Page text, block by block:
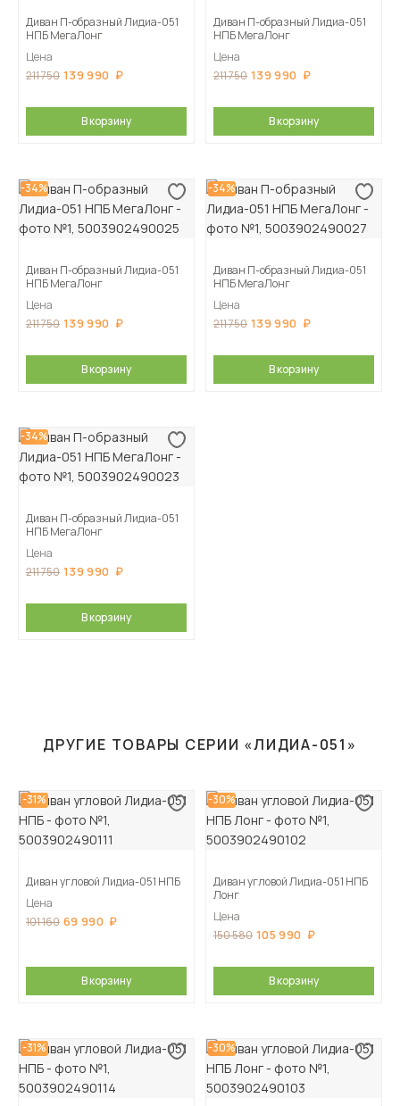
Диван П-образный Лидиа-051
НПБ МегаЛонг
Цена
211 750 139 990
В корзину
Диван П-образный Лидиа-051
НПБ МегаЛонг
Цена
211 750 139 990
В корзину
-34%
Диван П-образный Лидиа-051
НПБ МегаЛонг
Цена
211 750 139 990
В корзину
-34%
Диван П-образный Лидиа-051
НПБ МегаЛонг
Цена
211 750 139 990
В корзину
-34%
Диван П-образный Лидиа-051
НПБ МегаЛонг
Цена
211 750 139 990
В корзину
ДРУГИЕ ТОВАРЫ СЕРИИ «ЛИДИА-051»
-31%
Диван угловой Лидиа-051 НПБ
Цена
101 160 69 990
В корзину
-30%
Диван угловой Лидиа-051 НПБ
Лонг
Цена
150 580 105 990
В корзину
-31% -30%